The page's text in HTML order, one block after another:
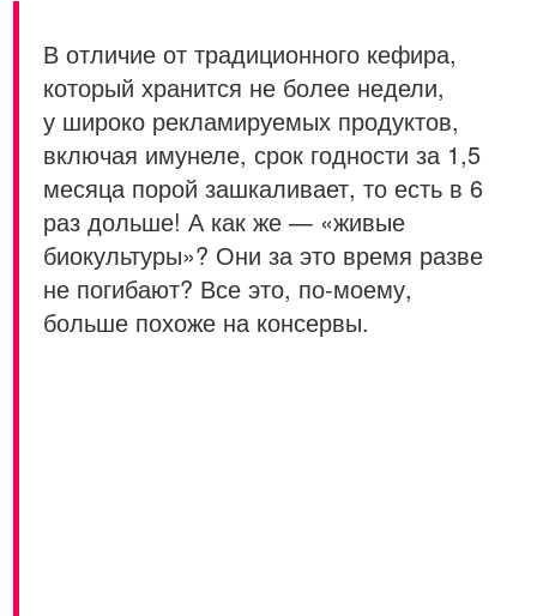
В отличие от традиционного кефира,
который хранится не более недели,
у широко рекламируемых продуктов,
включая имунеле, срок годности за 1,5
месяца порой зашкаливает, то есть в 6
раз дольше! А как же — «живые
биокультуры»? Они за это время разве
не погибают? Все это, по-моему,
больше похоже на консервы.